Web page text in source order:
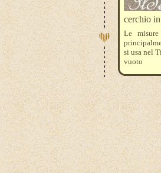
cerchio
Le
si usa nel
vuoto